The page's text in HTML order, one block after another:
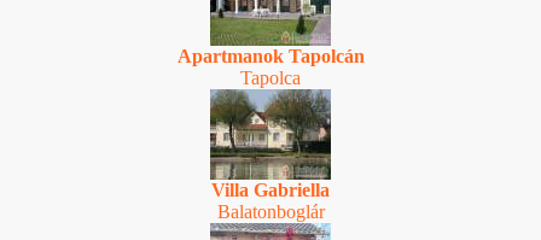
Apartmanok Tapolcán
Tapolca
Villa Gabriella
Balatonboglár